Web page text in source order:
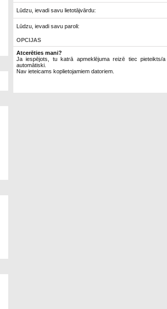
Lūdzu, ievadi savu lietotājvārdu:
Lūdzu, ievadi savu paroli:
OPCIJAS
Atcerēties mani?
Ja iespējots, tu katrā apmeklējuma reizē tiec pieteikts/a
automātiski.
Nav ieteicams koplietojamiem datoriem.